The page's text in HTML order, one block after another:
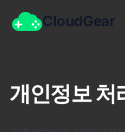
CloudGear
개인정보 처